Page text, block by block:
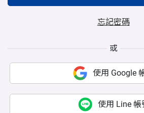
忘記密碼
或
使用 Google
使用 Line 帳